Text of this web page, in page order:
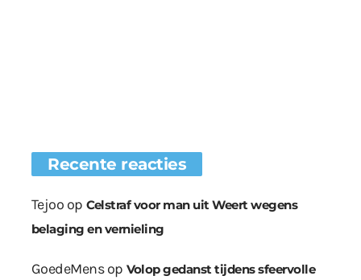
Recente reacties
Tejoo op Celstraf voor man uit Weert wegens
belaging en vernieling
GoedeMensop Volop gedanst tijdens sfeervolle